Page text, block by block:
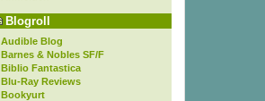
Blogroll
Audible Blog
Barnes & Nobles SF/F
Biblio Fantastica
Blu-Ray Reviews
Bookyurt